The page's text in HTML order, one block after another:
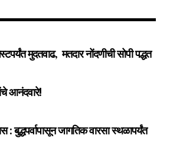
मुदतवाढ, मतदार नोंदणीची सोपी पद्धत
आनंदवारे!
: बुद्धपर्वापासून जागतिक वारसा स्थळापर्यंत